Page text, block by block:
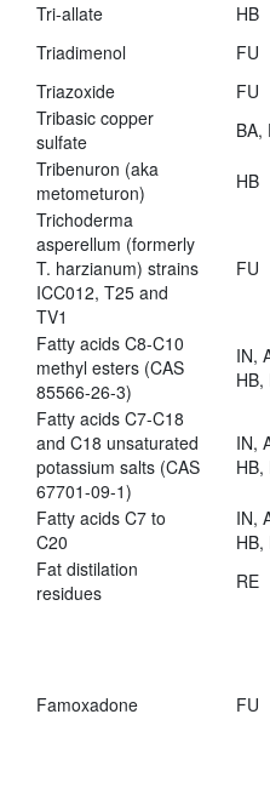
Tri-allate
HB
Triadimenol
FU
Triazoxide
FU
Tribasic copper
sulfate
BA,
Tribenuron (aka
metometuron)
HB
Trichoderma
asperellum (formerly
T. harzianum) strains
ICC012, T25 and
TV1
FU
Fatty acids C8-C10
methyl esters (CAS
85566-26-3)
IN,
HB,
Fatty acids C7-C18
and C18 unsaturated
potassium salts (CAS
67701-09-1)
IN,
HB,
Fatty acids C7 to
C20
IN,
HB,
Fat distilation
residues
RE
Famoxadone FU